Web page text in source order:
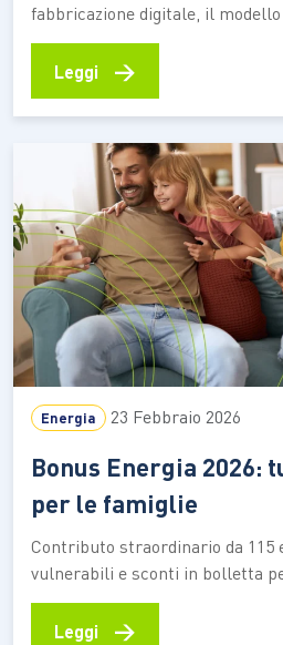
fabbricazione digitale, il
diventato un riferimento per
a Torino nel 2014, Hackability
sociale: progettare e realizzare
disabilità partendo dai bisogni
Leggi →
Energia 23 Febbraio 2026
Bonus Energia 2026:
per le famiglie
Contributo straordinario da 115
vulnerabili e sconti in bolletta
euro nel biennio 2026-2027 Nel
dell’energia è una delle voci che
Leggi →